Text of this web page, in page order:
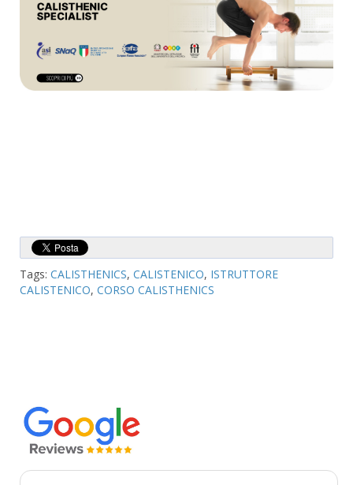
Tags: CALISTHENICS, CALISTENICO, ISTRUTTORE
CALISTENICO, CORSO CALISTHENICS